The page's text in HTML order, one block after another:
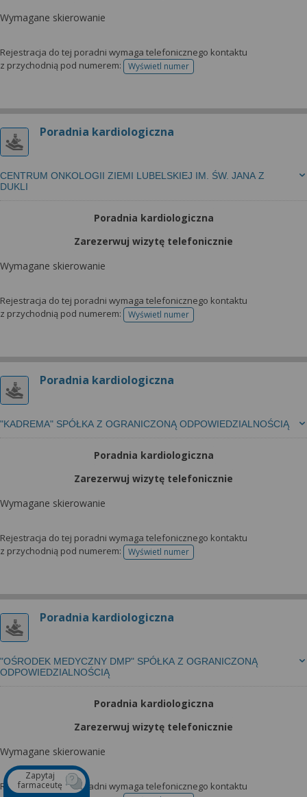
Wymagane skierowanie
Rejestracja do tej poradni wymaga telefonicznego kontaktu
z przychodnią pod numerem:
Wyświetl numertelefonu do rejestracji
Poradnia kardiologiczna
CENTRUM ONKOLOGII ZIEMI LUBELSKIEJ IM. ŚW. JANA Z
DUKLI
Poradnia kardiologiczna
Zarezerwuj wizytę telefonicznie
Wymagane skierowanie
Rejestracja do tej poradni wymaga telefonicznego kontaktu
z przychodnią pod numerem:
Wyświetl numertelefonu do rejestracji
Poradnia kardiologiczna
"KADREMA" SPÓŁKA Z OGRANICZONĄ ODPOWIEDZIALNOŚCIĄ
Poradnia kardiologiczna
Zarezerwuj wizytę telefonicznie
Wymagane skierowanie
Rejestracja do tej poradni wymaga telefonicznego kontaktu
z przychodnią pod numerem:
Wyświetl numertelefonu do rejestracji
Poradnia kardiologiczna
"OŚRODEK MEDYCZNY DMP" SPÓŁKA Z OGRANICZONĄ
ODPOWIEDZIALNOŚCIĄ
Poradnia kardiologiczna
Zarezerwuj wizytę telefonicznie
Wymagane skierowanie
Rejestracja do tej poradni wymaga telefonicznego kontaktu
Zapytaj
farmaceutę